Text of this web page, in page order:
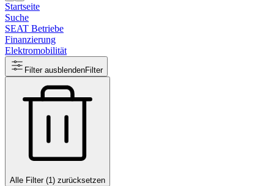
Startseite
Suche
SEAT Betriebe
Finanzierung
Elektromobilität
Filter ausblendenFilter
Alle Filter (1) zurücksetzen